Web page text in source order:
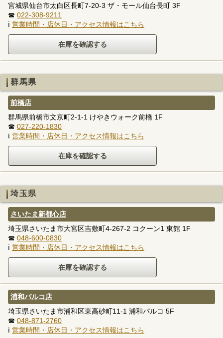
宮城県仙台市太白区長町7-20-3 ザ・モール仙台長町 3F
☎ 022-308-9211
ℹ 営業時間・店休日・アクセス情報はこちら
群馬県
前橋店
群馬県前橋市文京町2-1-1 けやきウォーク前橋 1F
☎ 027-220-1830
ℹ 営業時間・店休日・アクセス情報はこちら
埼玉県
さいたま新都心店
埼玉県さいたま市大宮区吉敷町4-267-2 コクーン1 東館 1F
☎ 048-600-0830
ℹ 営業時間・店休日・アクセス情報はこちら
浦和パルコ店
埼玉県さいたま市浦和区東高砂町11-1 浦和パルコ 5F
☎ 048-871-2760
ℹ 営業時間・店休日・アクセス情報はこちら